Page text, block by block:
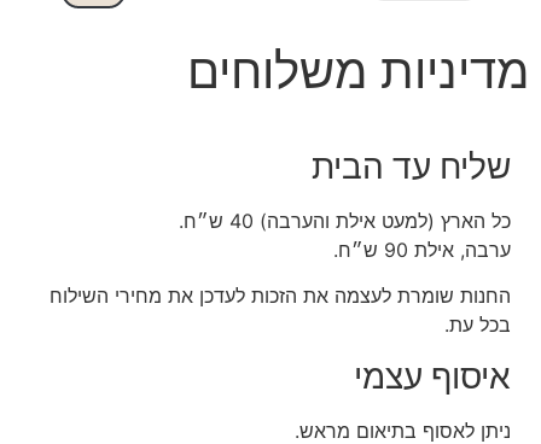
מדיניות משלוחים
שליח עד הבית
כל הארץ (למעט אילת והערבה) 40 ש״ח.
ערבה, אילת 90 ש״ח.
החנות שומרת לעצמה את הזכות לעדכן את מחירי השילוח
בכל עת.
איסוף עצמי
ניתן לאסוף בתיאום מראש.